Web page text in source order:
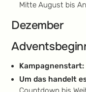
Mitte August bis
Dezember
Kampagnenstart:
Um das handelt